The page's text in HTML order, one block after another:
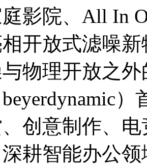
影院、All In
开放式滤噪新
物理开放之
创意制作、
耕智能办公